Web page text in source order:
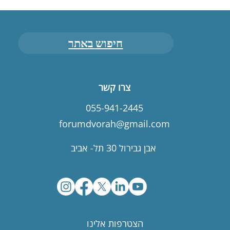
צרו קשר
055-941-2445
forumdvorah@gmail.com
אבן גבירול 30 תל- אביב
הצטרפות אלינו
חיפוש באתר